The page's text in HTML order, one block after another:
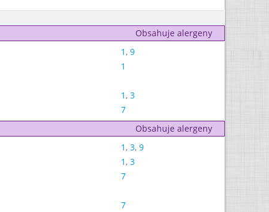
Obsahuje alergeny
1, 9
1
1, 3
7
Obsahuje alergeny
1, 3, 9
1, 3
7
7